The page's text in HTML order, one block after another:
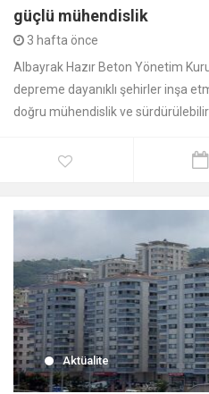
güçlü mühendislik
3 hafta önce
Albayrak Hazır Beton Yönetim
depreme dayanıklı şehirler inşa
doğru mühendislik ve
Aktüalite